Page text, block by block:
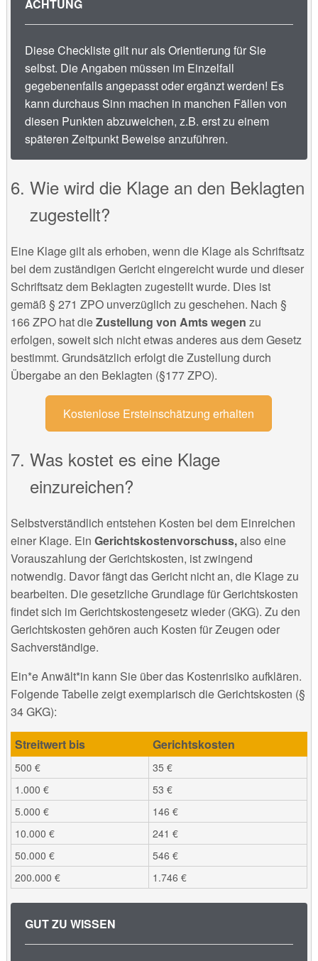
ACHTUNG
Diese Checkliste gilt nur als Orientierung für Sie
selbst. Die Angaben müssen im Einzelfall
gegebenenfalls angepasst oder ergänzt werden! Es
kann durchaus Sinn machen in manchen Fällen von
diesen Punkten abzuweichen, z.B. erst zu einem
späteren Zeitpunkt Beweise anzuführen.
Wie wird die Klage an den Beklagten
zugestellt?
Eine Klage gilt als erhoben, wenn die Klage als Schriftsatz
bei dem zuständigen Gericht eingereicht wurde und dieser
Schriftsatz dem Beklagten zugestellt wurde. Dies ist
gemäß § 271 ZPO unverzüglich zu geschehen. Nach §
166 ZPO hat dieZustellung von Amts wegen zu
erfolgen, soweit sich nicht etwas anderes aus dem Gesetz
bestimmt. Grundsätzlich erfolgt die Zustellung durch
Übergabe an den Beklagten (§177 ZPO).
Kostenlose Ersteinschätzung erhalten
Was kostet es eine Klage
einzureichen?
Selbstverständlich entstehen Kosten bei dem Einreichen
einer Klage. Ein Gerichtskostenvorschuss,also eine
Vorauszahlung der Gerichtskosten, ist zwingend
notwendig. Davor fängt das Gericht nicht an, die Klage zu
bearbeiten. Die gesetzliche Grundlage für Gerichtskosten
findet sich im Gerichtskostengesetz wieder (GKG). Zu den
Gerichtskosten gehören auch Kosten für Zeugen oder
Sachverständige.
Ein*e Anwält*in kann Sie über das Kostenrisiko aufklären.
Folgende Tabelle zeigt exemplarisch die Gerichtskosten (§
34 GKG):
Streitwert bis
Gerichtskosten
500 €
35 €
1.000 €
53 €
5.000 €
146 €
10.000 €
241 €
50.000 €
546 €
200.000 €
1.746 €
GUT ZU WISSEN